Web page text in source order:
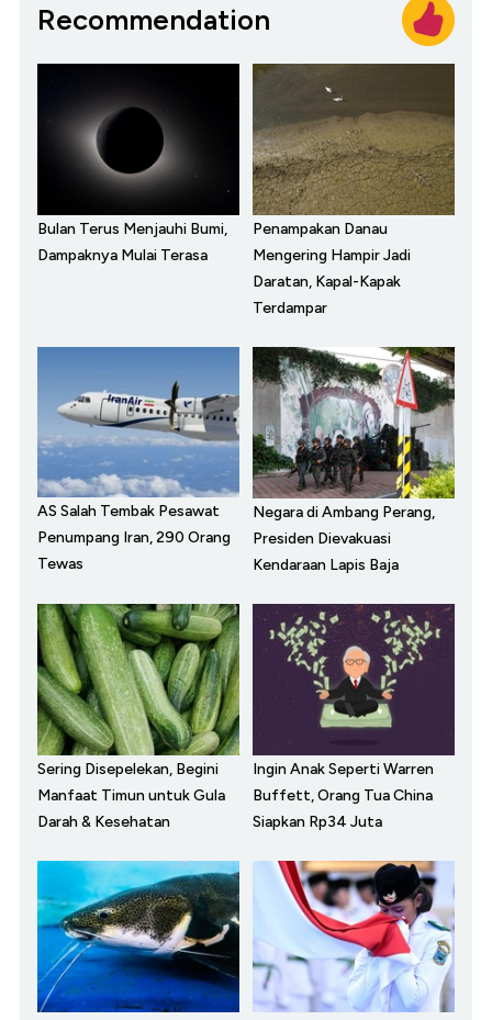
Recommendation
Bulan Terus Menjauhi Bumi,
Dampaknya Mulai Terasa
Penampakan Danau
Mengering Hampir Jadi
Daratan, Kapal-Kapak
Terdampar
AS Salah Tembak Pesawat
Penumpang Iran, 290 Orang
Tewas
Negara di Ambang Perang,
Presiden Dievakuasi
Kendaraan Lapis Baja
Sering Disepelekan, Begini
Manfaat Timun untuk Gula
Darah & Kesehatan
Ingin Anak Seperti Warren
Buffett, Orang Tua China
Siapkan Rp34 Juta